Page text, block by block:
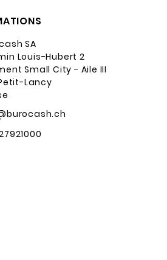
SA
Louis-Hubert 2
Small City - Aile III
Petit-Lancy